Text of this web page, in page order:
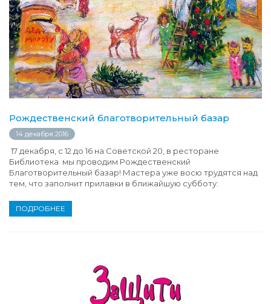
Рождественский благотворительный базар
14 декабря 2016
17 декабря, с 12 до 16 на Советской 20, в ресторане
Библиотека мы проводим Рождественский
Благотворительный базар! Мастера уже восю трудятся над
тем, что заполнит прилавки в ближайшую субботу:
ПОДРОБНЕЕ